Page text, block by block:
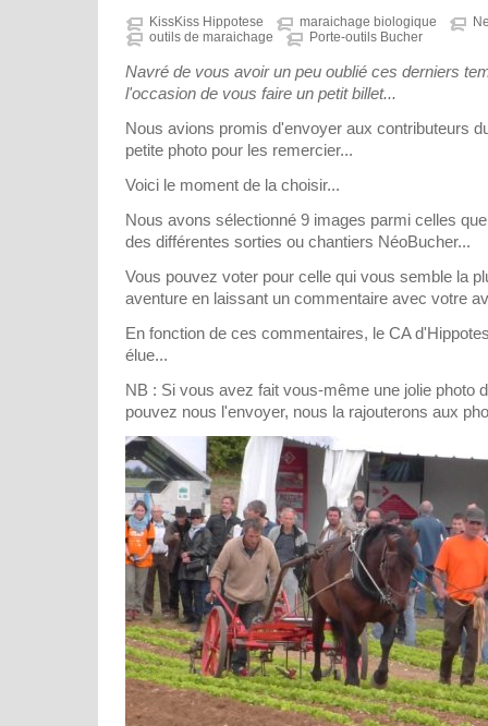
KissKiss Hippotese maraichage biologique
outils de maraichage
Porte-outils Bucher
Navré de vous avoir un peu oublié ces derniers
l'occasion de vous faire un petit billet...
Nous avions promis d'envoyer aux contributeurs
petite photo pour les remercier...
Voici le moment de la choisir...
Nous avons sélectionné 9 images parmi celles
des différentes sorties ou chantiers NéoBucher...
Vous pouvez voter pour celle qui vous semble la
aventure en laissant un commentaire avec votre
En fonction de ces commentaires, le CA
élue...
NB : Si vous avez fait vous-même une jolie photo
pouvez nous l'envoyer, nous la rajouterons aux